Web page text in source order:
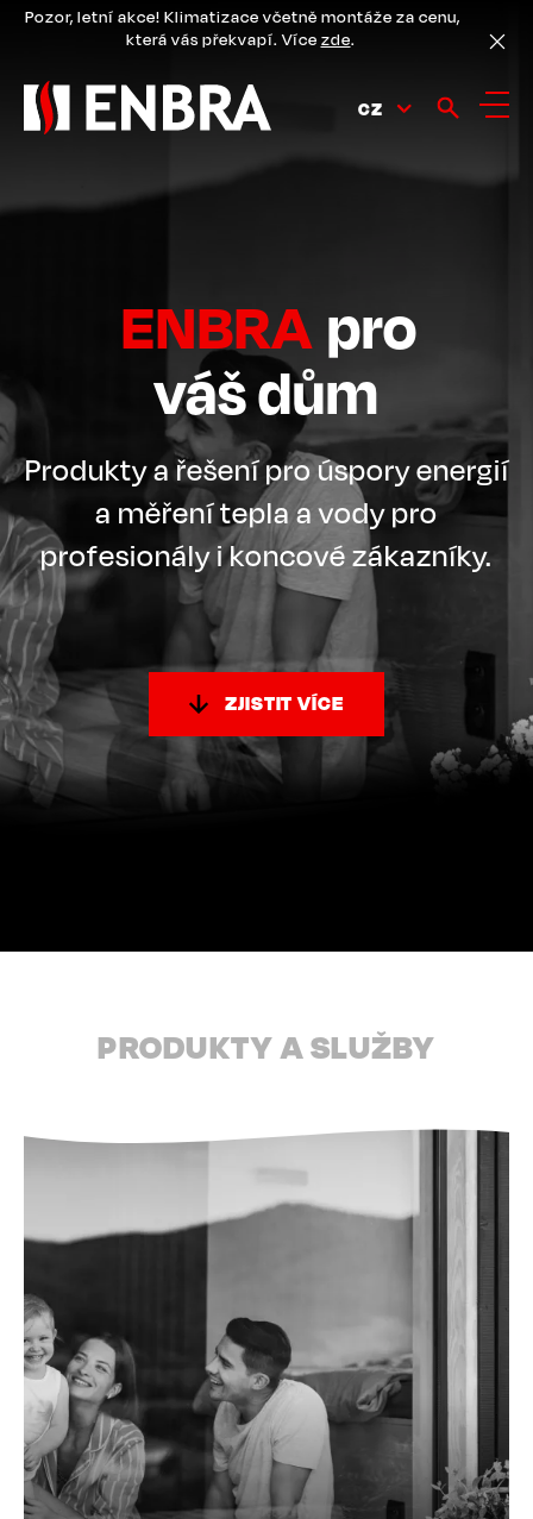
PřejítPozor, letní akce! Klimatizace včetně montáže za cenu,
která vás překvapí. Více zde.
CZ
ENBRA pro
váš dům
Produkty a řešení pro úspory energií
a měření tepla a vody pro
profesionály i koncové zákazníky.
ZJISTIT VÍCE
PRODUKTY A SLUŽBY